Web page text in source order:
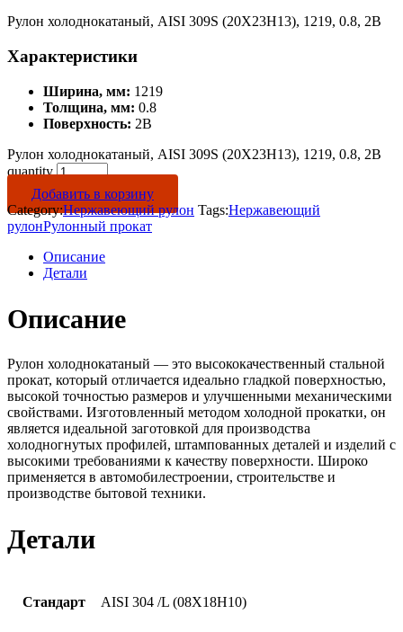
Рулон холоднокатаный, AISI 309S (20Х23Н13), 1219, 0.8, 2B
Характеристики
Ширина, мм: 1219
Толщина, мм: 0.8
Поверхность: 2B
Рулон холоднокатаный, AISI 309S (20Х23Н13), 1219, 0.8, 2B
quantity
Добавить в корзину
Category:Нержавеющий рулон Tags:Нержавеющий
рулонРулонный прокат
Описание
Детали
Описание
Рулон холоднокатаный — это высококачественный стальной
прокат, который отличается идеально гладкой поверхностью,
высокой точностью размеров и улучшенными механическими
свойствами. Изготовленный методом холодной прокатки, он
является идеальной заготовкой для производства
холодногнутых профилей, штампованных деталей и изделий с
высокими требованиями к качеству поверхности. Широко
применяется в автомобилестроении, строительстве и
производстве бытовой техники.
Детали
Стандарт AISI 304 /L (08Х18Н10)